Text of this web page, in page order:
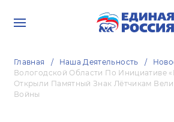
Главная Наша Деятельность
Вологодской Области По Инициативе
Открыли Памятный Знак Лётчикам
Войны